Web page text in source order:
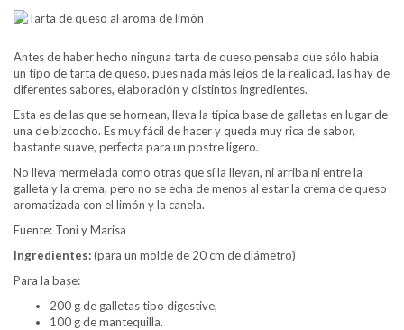
Antes de haber hecho ninguna tarta de queso pensaba que sólo había
un tipo de tarta de queso, pues nada más lejos de la realidad, las hay de
diferentes sabores, elaboración y distintos ingredientes.
Esta es de las que se hornean, lleva la típica base de galletas en lugar de
una de bizcocho. Es muy fácil de hacer y queda muy rica de sabor,
bastante suave, perfecta para un postre ligero.
No lleva mermelada como otras que sí la llevan, ni arriba ni entre la
galleta y la crema, pero no se echa de menos al estar la crema de queso
aromatizada con el limón y la canela.
Fuente: Toni y Marisa
Ingredientes:(para un molde de 20 cm de diámetro)
Para la base:
200 g de galletas tipo digestive,
100 g de mantequilla.